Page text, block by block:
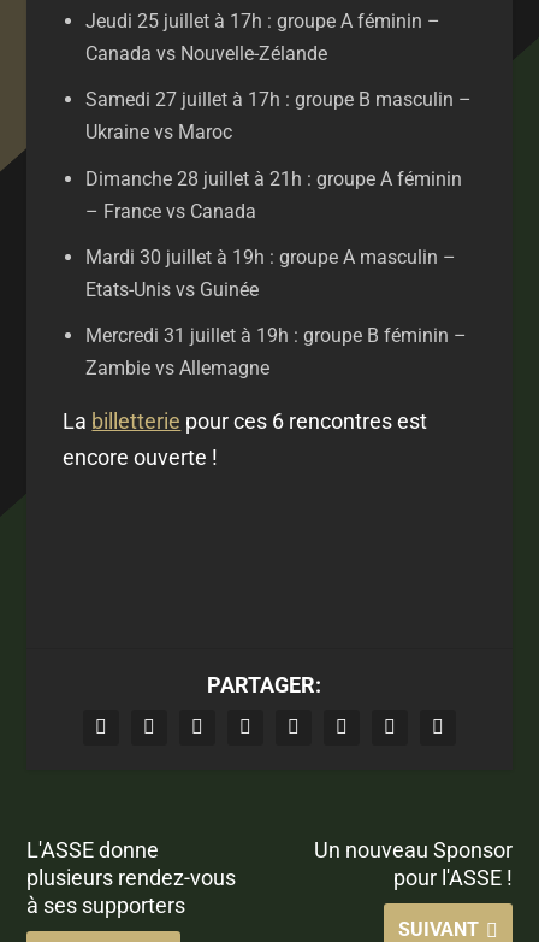
Jeudi 25 juillet à 17h : groupe A féminin –
Canada vs Nouvelle-Zélande
Samedi 27 juillet à 17h : groupe B masculin –
Ukraine vs Maroc
Dimanche 28 juillet à 21h : groupe A féminin
– France vs Canada
Mardi 30 juillet à 19h : groupe A masculin –
Etats-Unis vs Guinée
Mercredi 31 juillet à 19h : groupe B féminin –
Zambie vs Allemagne
La billetterie pour ces 6 rencontres est
encore ouverte !
PARTAGER:
L'ASSE donne
plusieurs rendez-vous
à ses supporters
Un nouveau Sponsor
pour l'ASSE !
SUIVANT